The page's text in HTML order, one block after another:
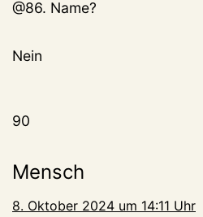
@86. Name?
Nein
90
Mensch
8. Oktober 2024 um 14:11 Uhr